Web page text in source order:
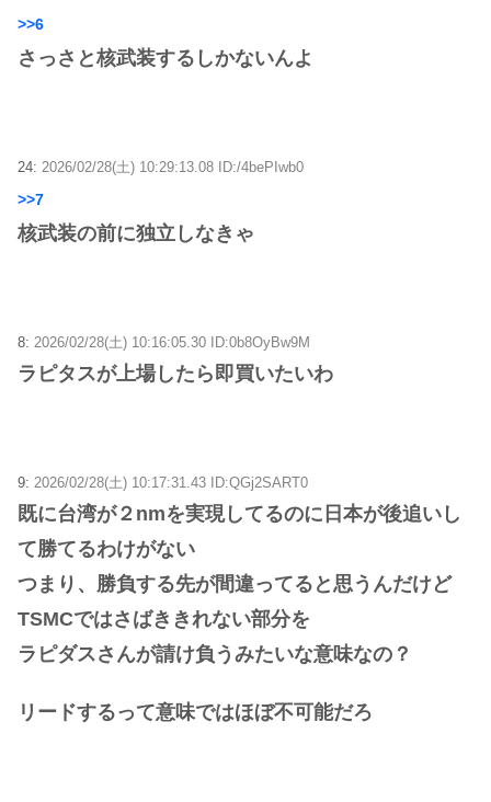
>>6
さっさと核武装するしかないんよ
24: 2026/02/28(土) 10:29:13.08 ID:/4bePIwb0
>>7
核武装の前に独立しなきゃ
8: 2026/02/28(土) 10:16:05.30 ID:0b8OyBw9M
ラピタスが上場したら即買いたいわ
9: 2026/02/28(土) 10:17:31.43 ID:QGj2SART0
既に台湾が２nmを実現してるのに日本が後追いし
て勝てるわけがない
つまり、勝負する先が間違ってると思うんだけど
TSMCではさばききれない部分を
ラピダスさんが請け負うみたいな意味なの？
リードするって意味ではほぼ不可能だろ